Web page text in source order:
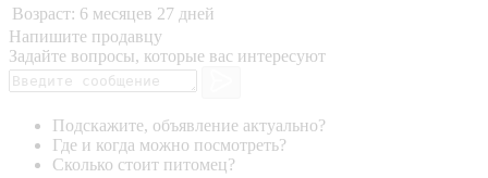
Возраст: 6 месяцев 27 дней
Напишите продавцу
Задайте вопросы, которые вас интересуют
Подскажите, объявление актуально?
Где и когда можно посмотреть?
Сколько стоит питомец?